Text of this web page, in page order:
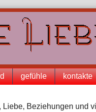
gefühle kontakte
Liebe, Beziehungen und